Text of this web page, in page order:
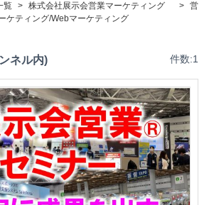
グ
アップ
マーケティング
覧 > 株式会社展示会営業マーケティング > 営
ケティング/Webマーケティング
ネル内) 件数:1